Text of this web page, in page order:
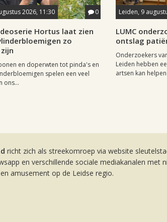
2026, 11:30 0
Hortus laat zien
zo
en doperwten tot pinda's en
spelen een veel
ons...
Leiden, 9
LUMC
ontslag
Onderzoekers
Leiden hebben
artsen kan
richt zich als streekomroep via website
en verschillende sociale mediakanalen met
amusement op de Leidse regio.